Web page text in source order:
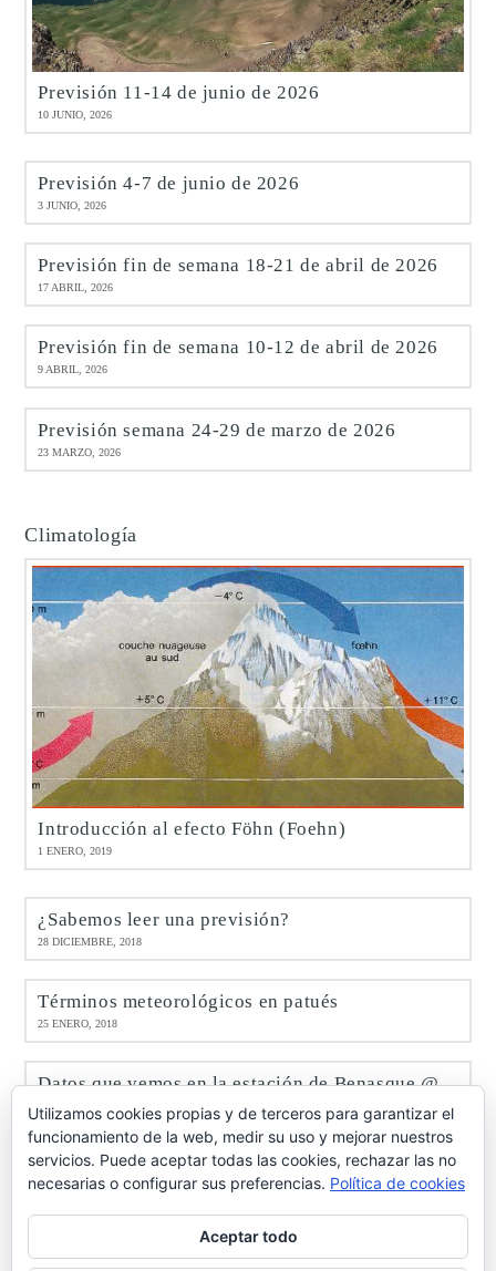
Previsión 11-14 de junio de 2026
10 JUNIO, 2026
Previsión 4-7 de junio de 2026
3 JUNIO, 2026
Previsión fin de semana 18-21 de abril de 2026
17 ABRIL, 2026
Previsión fin de semana 10-12 de abril de 2026
9 ABRIL, 2026
Previsión semana 24-29 de marzo de 2026
23 MARZO, 2026
Climatología
Introducción al efecto Föhn (Foehn)
1 ENERO, 2019
¿Sabemos leer una previsión?
28 DICIEMBRE, 2018
Términos meteorológicos en patués
25 ENERO, 2018
Datos que vemos en la estación de Benasque @meteobenás
9 ENERO, 2017
Octubre de 2016 en Benasque @meteobenás
7 NOVIEMBRE, 2016
Utilizamos cookies propias y de terceros para garantizar el
funcionamiento de la web, medir su uso y mejorar nuestros
servicios. Puede aceptar todas las cookies, rechazar las no
necesarias o configurar sus preferencias. Política de cookies
Aceptar todo